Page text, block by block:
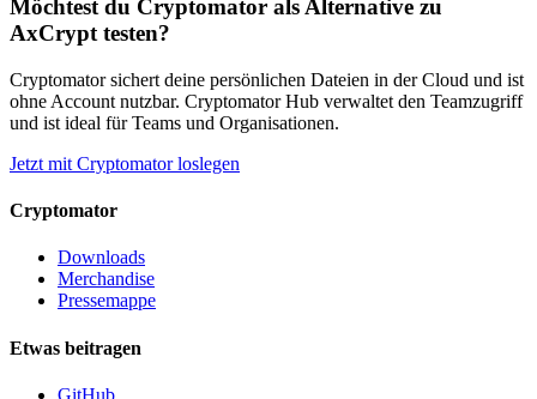
Möchtest du Cryptomator als Alternative zu
AxCrypt testen?
Cryptomator sichert deine persönlichen Dateien in der Cloud und ist
ohne Account nutzbar. Cryptomator Hub verwaltet den Teamzugriff
und ist ideal für Teams und Organisationen.
Jetzt mit Cryptomator loslegen
Cryptomator
Downloads
Merchandise
Pressemappe
Etwas beitragen
GitHub